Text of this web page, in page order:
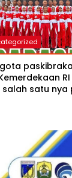
salah satu nya